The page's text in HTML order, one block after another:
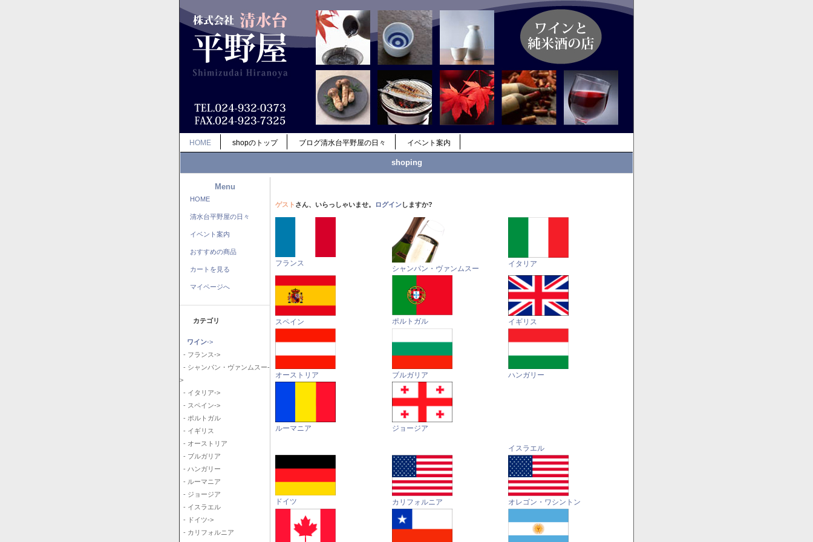
HOME shopのトップ ブログ清水台平野屋の日々 イベント案内
shoping
Menu
HOME
清水台平野屋の日々
イベント案内
おすすめの商品
カートを見る
マイページへ
カテゴリ
ワイン->
- フランス->
- シャンパン・ヴァンムスー-
>
- イタリア->
- スペイン->
- ポルトガル
- イギリス
- オーストリア
- ブルガリア
- ハンガリー
- ルーマニア
- ジョージア
- イスラエル
- ドイツ->
- カリフォルニア
ゲスト さん、いらっしゃいませ。 ログインしますか?
フランス
シャンパン・ヴァンムスー
イタリア
スペイン ポルトガル イギリス
オーストリア ブルガリア ハンガリー
ルーマニア ジョージア
イスラエル
ドイツ カリフォルニア オレゴン・ワシントン